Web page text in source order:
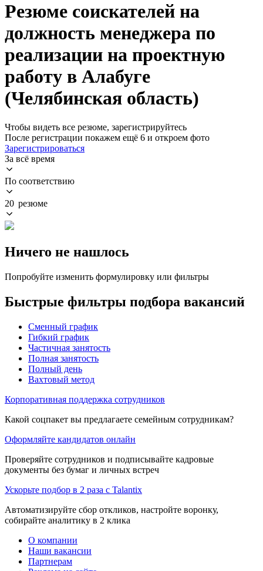
Резюме соискателей на
должность менеджера по
реализации на проектную
работу в Алабуге
(Челябинская область)
Чтобы видеть все резюме, зарегистрируйтесь
После регистрации покажем ещё 6 и откроем фото
Зарегистрироваться
За всё время
По соответствию
20 резюме
Ничего не нашлось
Попробуйте изменить формулировку или фильтры
Быстрые фильтры подбора вакансий
Сменный график
Гибкий график
Частичная занятость
Полная занятость
Полный день
Вахтовый метод
Корпоративная поддержка сотрудников
Какой соцпакет вы предлагаете семейным сотрудникам?
Оформляйте кандидатов онлайн
Проверяйте сотрудников и подписывайте кадровые
документы без бумаг и личных встреч
Ускорьте подбор в 2 раза с Talantix
Автоматизируйте сбор откликов, настройте воронку,
собирайте аналитику в 2 клика
О компании
Наши вакансии
Партнерам